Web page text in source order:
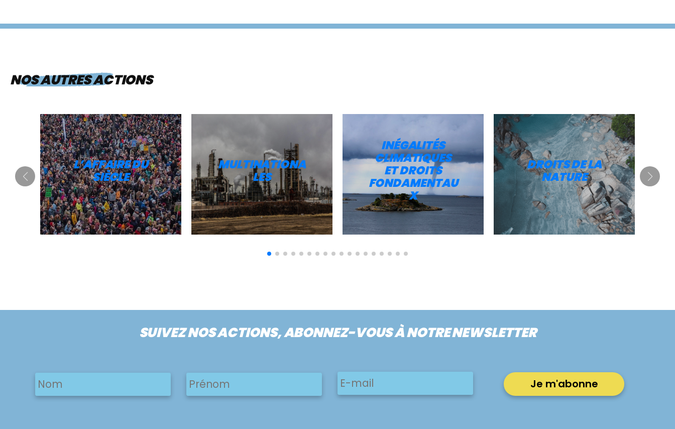
NOS AUTRES ACTIONS
L’AFFAIRE DU
SIÈCLE
MULTINATIONA
LES
INÉGALITÉS
CLIMATIQUES
ET DROITS
FONDAMENTAU
X
DROITS DE LA
NATURE
SUIVEZ NOS ACTIONS, ABONNEZ-VOUS À NOTRE NEWSLETTER
Nom Prénom
E-
mail